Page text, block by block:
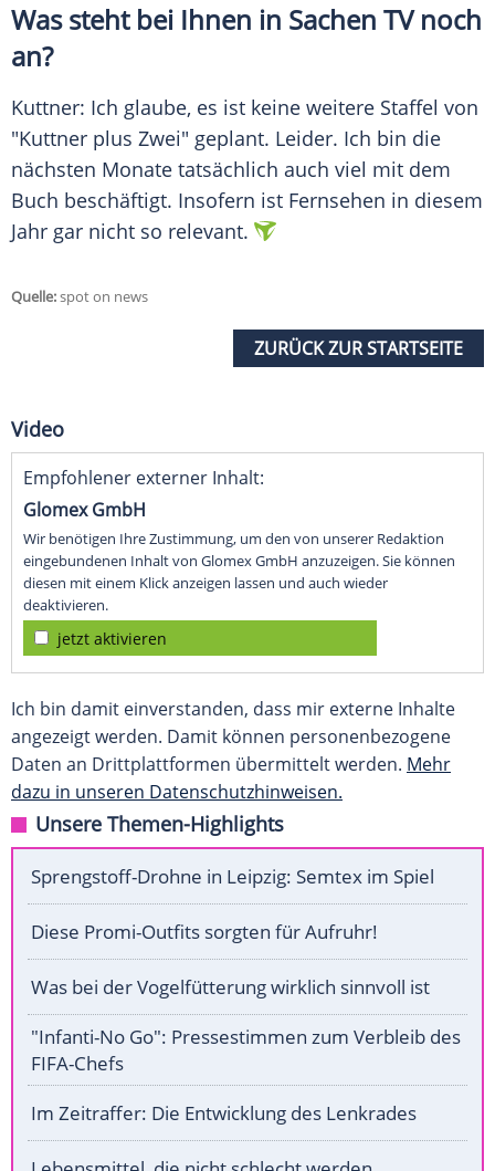
Was steht bei Ihnen in Sachen TV noch
an?
Kuttner: Ich glaube, es ist keine weitere Staffel von
"Kuttner plus Zwei" geplant. Leider. Ich bin die
nächsten Monate tatsächlich auch viel mit dem
Buch beschäftigt. Insofern ist Fernsehen in diesem
Jahr gar nicht so relevant.
Quelle:spot on news
ZURÜCK ZUR STARTSEITE
Video
Empfohlener externer Inhalt:
Glomex GmbH
Wir benötigen Ihre Zustimmung, um den von unserer Redaktion
eingebundenen Inhalt von Glomex GmbH anzuzeigen. Sie können
diesen mit einem Klick anzeigen lassen und auch wieder
deaktivieren.
jetzt aktivieren
Ich bin damit einverstanden, dass mir externe Inhalte
angezeigt werden. Damit können personenbezogene
Daten an Drittplattformen übermittelt werden. Mehr
dazu in unseren Datenschutzhinweisen.
Unsere Themen-Highlights
Sprengstoff-Drohne in Leipzig: Semtex im Spiel
Diese Promi-Outfits sorgten für Aufruhr!
Was bei der Vogelfütterung wirklich sinnvoll ist
"Infanti-No Go": Pressestimmen zum Verbleib des
FIFA-Chefs
Im Zeitraffer: Die Entwicklung des Lenkrades